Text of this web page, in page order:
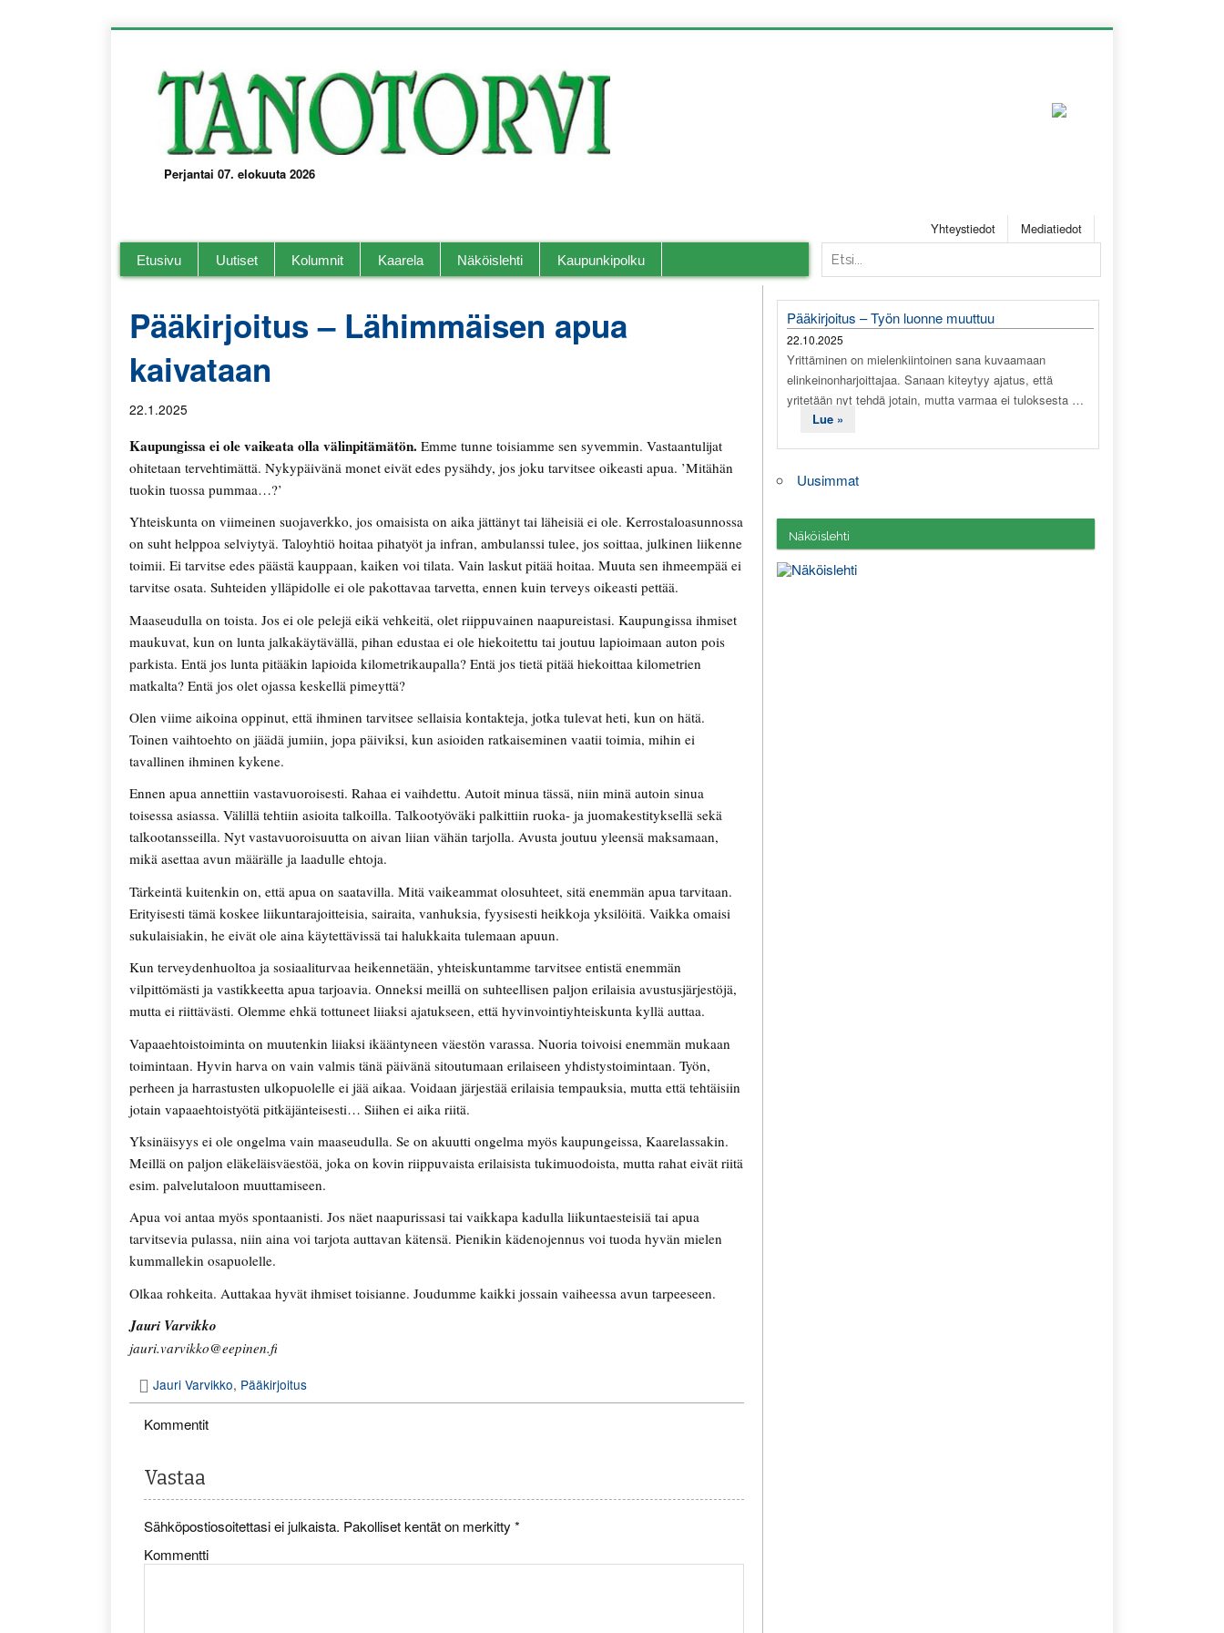
Perjantai 07. elokuuta 2026
Yhteystiedot Mediatiedot
Etusivu Uutiset Kolumnit Kaarela Näköislehti Kaupunkipolku
Pääkirjoitus – Lähimmäisen apua
kaivataan
22.1.2025
Kaupungissa ei ole vaikeata olla välinpitämätön. Emme tunne toisiamme sen syvemmin. Vastaantulijat
ohitetaan tervehtimättä. Nykypäivänä monet eivät edes pysähdy, jos joku tarvitsee oikeasti apua. ’Mitähän
tuokin tuossa pummaa…?’
Yhteiskunta on viimeinen suojaverkko, jos omaisista on aika jättänyt tai läheisiä ei ole. Kerrostaloasunnossa
on suht helppoa selviytyä. Taloyhtiö hoitaa pihatyöt ja infran, ambulanssi tulee, jos soittaa, julkinen liikenne
toimii. Ei tarvitse edes päästä kauppaan, kaiken voi tilata. Vain laskut pitää hoitaa. Muuta sen ihmeempää ei
tarvitse osata. Suhteiden ylläpidolle ei ole pakottavaa tarvetta, ennen kuin terveys oikeasti pettää.
Maaseudulla on toista. Jos ei ole pelejä eikä vehkeitä, olet riippuvainen naapureistasi. Kaupungissa ihmiset
maukuvat, kun on lunta jalkakäytävällä, pihan edustaa ei ole hiekoitettu tai joutuu lapioimaan auton pois
parkista. Entä jos lunta pitääkin lapioida kilometrikaupalla? Entä jos tietä pitää hiekoittaa kilometrien
matkalta? Entä jos olet ojassa keskellä pimeyttä?
Olen viime aikoina oppinut, että ihminen tarvitsee sellaisia kontakteja, jotka tulevat heti, kun on hätä.
Toinen vaihtoehto on jäädä jumiin, jopa päiviksi, kun asioiden ratkaiseminen vaatii toimia, mihin ei
tavallinen ihminen kykene.
Ennen apua annettiin vastavuoroisesti. Rahaa ei vaihdettu. Autoit minua tässä, niin minä autoin sinua
toisessa asiassa. Välillä tehtiin asioita talkoilla. Talkootyöväki palkittiin ruoka- ja juomakestityksellä sekä
talkootansseilla. Nyt vastavuoroisuutta on aivan liian vähän tarjolla. Avusta joutuu yleensä maksamaan,
mikä asettaa avun määrälle ja laadulle ehtoja.
Tärkeintä kuitenkin on, että apua on saatavilla. Mitä vaikeammat olosuhteet, sitä enemmän apua tarvitaan.
Erityisesti tämä koskee liikuntarajoitteisia, sairaita, vanhuksia, fyysisesti heikkoja yksilöitä. Vaikka omaisi
sukulaisiakin, he eivät ole aina käytettävissä tai halukkaita tulemaan apuun.
Kun terveydenhuoltoa ja sosiaaliturvaa heikennetään, yhteiskuntamme tarvitsee entistä enemmän
vilpittömästi ja vastikkeetta apua tarjoavia. Onneksi meillä on suhteellisen paljon erilaisia avustusjärjestöjä,
mutta ei riittävästi. Olemme ehkä tottuneet liiaksi ajatukseen, että hyvinvointiyhteiskunta kyllä auttaa.
Vapaaehtoistoiminta on muutenkin liiaksi ikääntyneen väestön varassa. Nuoria toivoisi enemmän mukaan
toimintaan. Hyvin harva on vain valmis tänä päivänä sitoutumaan erilaiseen yhdistystoimintaan. Työn,
perheen ja harrastusten ulkopuolelle ei jää aikaa. Voidaan järjestää erilaisia tempauksia, mutta että tehtäisiin
jotain vapaaehtoistyötä pitkäjänteisesti… Siihen ei aika riitä.
Yksinäisyys ei ole ongelma vain maaseudulla. Se on akuutti ongelma myös kaupungeissa, Kaarelassakin.
Meillä on paljon eläkeläisväestöä, joka on kovin riippuvaista erilaisista tukimuodoista, mutta rahat eivät riitä
esim. palvelutaloon muuttamiseen.
Apua voi antaa myös spontaanisti. Jos näet naapurissasi tai vaikkapa kadulla liikuntaesteisiä tai apua
tarvitsevia pulassa, niin aina voi tarjota auttavan kätensä. Pienikin kädenojennus voi tuoda hyvän mielen
kummallekin osapuolelle.
Olkaa rohkeita. Auttakaa hyvät ihmiset toisianne. Joudumme kaikki jossain vaiheessa avun tarpeeseen.
Jauri Varvikko
jauri.varvikko@eepinen.fi
Jauri Varvikko, Pääkirjoitus
Kommentit
Vastaa
Sähköpostiosoitettasi ei julkaista. Pakolliset kentät on merkitty *
Kommentti
Pääkirjoitus – Työn luonne muuttuu
22.10.2025
Yrittäminen on mielenkiintoinen sana kuvaamaan
elinkeinonharjoittajaa. Sanaan kiteytyy ajatus, että
yritetään nyt tehdä jotain, mutta varmaa ei tuloksesta …
Lue »
Uusimmat
Näköislehti